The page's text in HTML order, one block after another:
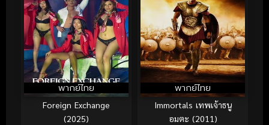
พากย์ไทย
Foreign Exchange
(2025)
พากย์ไทย
Immortals เทพเจ้าธนู
อมตะ (2011)